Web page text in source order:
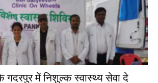
गदरपुर में निशुल्क स्वास्थ्य सेवा दे